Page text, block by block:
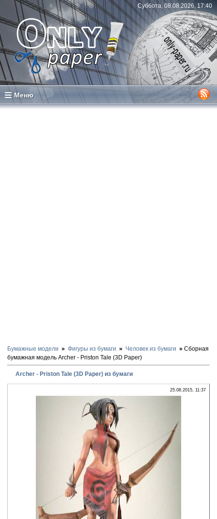
Суббота, 08.08.2026, 17:40
Меню
Бумажные модели Фигуры из бумаги Человек из бумаги
Сборная
бумажная модель Archer - Priston Tale (3D Paper)
Archer - Priston Tale (3D Paper) из бумаги
25.08.2015, 11:37